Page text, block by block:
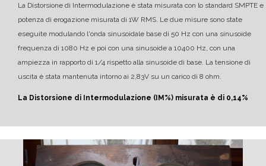
La Distorsione di Intermodulazione è stata misurata con lo standard SMPTE e
potenza di erogazione misurata di 1W RMS. Le due misure sono state
eseguite modulando l'onda sinusoidale base di 50 Hz con una sinusoide
frequenza di 1080 Hz e poi con una sinusoide a 10400 Hz, con una
ampiezza in rapporto di 1/4 rispetto alla sinusoide di base. La tensione di
uscita è stata mantenuta intorno ai 2,83V su un carico di 8 ohm.
La Distorsione di Intermodulazione (IM%) misurata è di 0,14%